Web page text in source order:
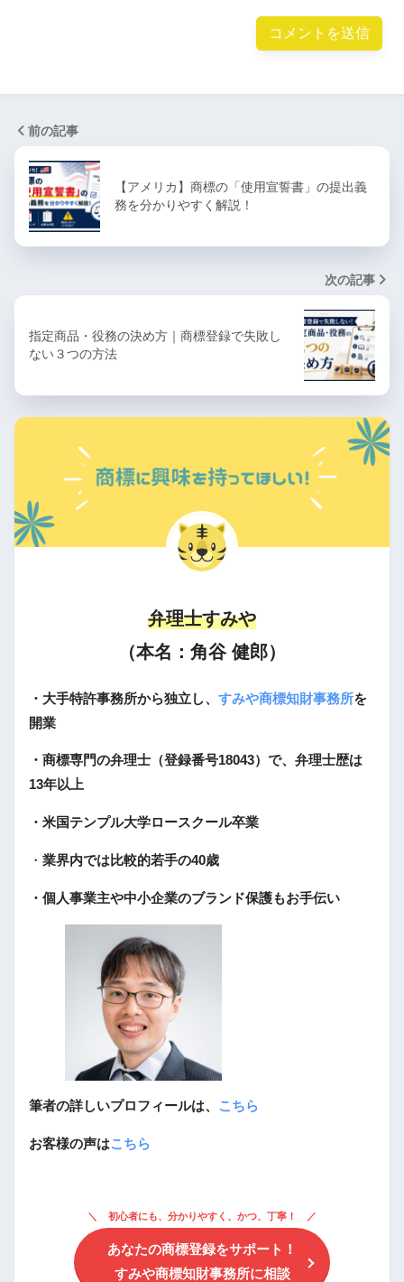
前の記事
【アメリカ】商標の「使用宣誓書」の提出義
務を分かりやすく解説！
次の記事
指定商品・役務の決め方｜商標登録で失敗し
ない３つの方法
弁理士すみや
（本名：角谷 健郎）
・大手特許事務所から独立し、 すみや商標知財事務所を
開業
・商標専門の弁理士（登録番号18043）で、弁理士歴は
13年以上
・米国テンプル大学ロースクール卒業
・ 業界内では比較的若手の40歳
・個人事業主や中小企業のブランド保護もお手伝い
筆者の詳しいプロフィールは、 こちら
お客様の声はこちら
初心者にも、分かりやすく、かつ、丁寧！
あなたの商標登録をサポート！
すみや商標知財事務所に相談